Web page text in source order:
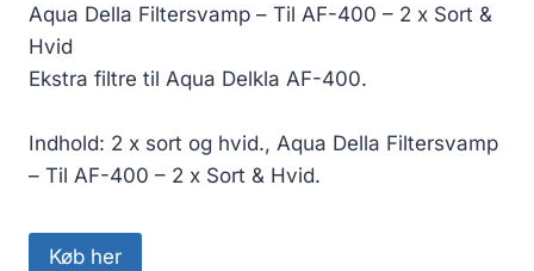
Aqua Della Filtersvamp – Til AF-400 – 2 x Sort &
Hvid
Ekstra filtre til Aqua Delkla AF-400.
Indhold: 2 x sort og hvid., Aqua Della Filtersvamp
– Til AF-400 – 2 x Sort & Hvid.
Køb her